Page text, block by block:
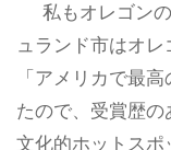
私もオレゴン
ュランド市はオ
「アメリカで最
たので、受賞歴
文化的ホットスポ